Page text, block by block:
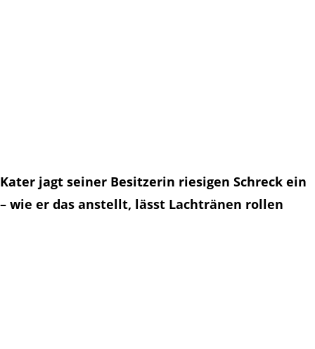
Kater jagt seiner Besitzerin riesigen Schreck ein
– wie er das anstellt, lässt Lachtränen rollen